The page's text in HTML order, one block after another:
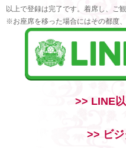
以上で登録は完了です。着席し、ご
※お座席を移った場合にはその都度
>> LINE
>> ビ